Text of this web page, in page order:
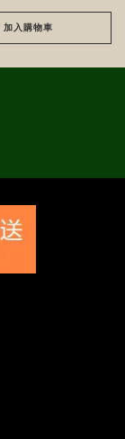
加入購物車